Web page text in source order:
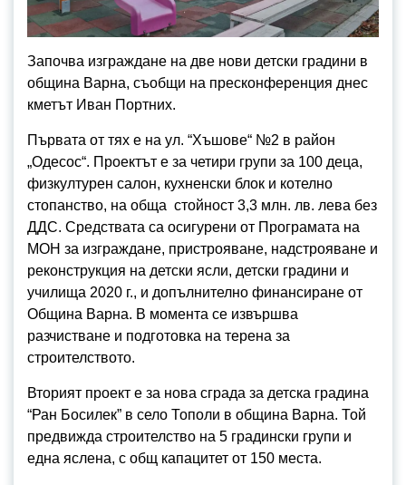
Започва изграждане на две нови детски градини в
община Варна, съобщи на пресконференция днес
кметът Иван Портних.
Първата от тях е на ул. “Хъшове“ №2 в район
„Одесос“. Проектът е за четири групи за 100 деца,
физкултурен салон, кухненски блок и котелно
стопанство, на обща стойност 3,3 млн. лв. лева без
ДДС. Средствата са осигурени от Програмата на
МОН за изграждане, пристрояване, надстрояване и
реконструкция на детски ясли, детски градини и
училища 2020 г., и допълнително финансиране от
Община Варна. В момента се извършва
разчистване и подготовка на терена за
строителството.
Вторият проект е за нова сграда за детска градина
“Ран Босилек” в село Тополи в община Варна. Той
предвижда строителство на 5 градински групи и
една яслена, с общ капацитет от 150 места.